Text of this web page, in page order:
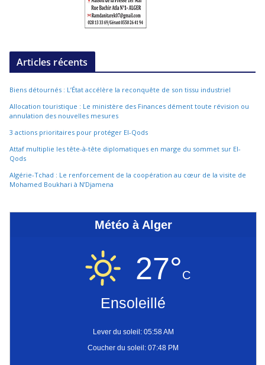
Articles récents
Biens détournés : L’État accélère la reconquête de son tissu industriel
Allocation touristique : Le ministère des Finances dément toute révision ou
annulation des nouvelles mesures
3 actions prioritaires pour protéger El-Qods
Attaf multiplie les tête-à-tête diplomatiques en marge du sommet sur El-
Qods
Algérie-Tchad : Le renforcement de la coopération au cœur de la visite de
Mohamed Boukhari à N’Djamena
Météo à Alger
27°C
Ensoleillé
Lever du soleil: 05:58 AM
Coucher du soleil: 07:48 PM